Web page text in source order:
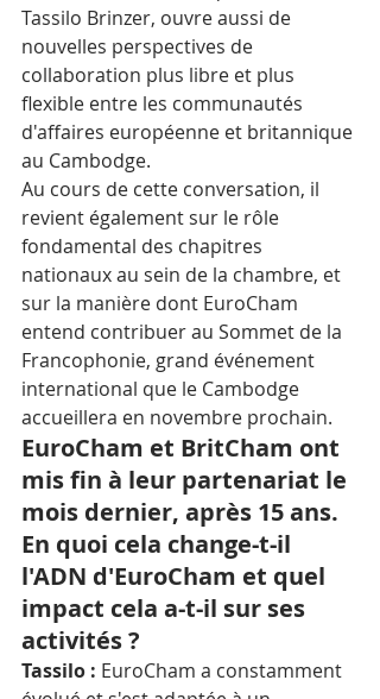
Tassilo Brinzer, ouvre aussi de
nouvelles perspectives de
collaboration plus libre et plus
flexible entre les communautés
d'affaires européenne et britannique
au Cambodge.
Au cours de cette conversation, il
revient également sur le rôle
fondamental des chapitres
nationaux au sein de la chambre, et
sur la manière dont EuroCham
entend contribuer au Sommet de la
Francophonie, grand événement
international que le Cambodge
accueillera en novembre prochain.
EuroCham et BritCham ont
mis fin à leur partenariat le
mois dernier, après 15 ans.
En quoi cela change-t-il
l'ADN d'EuroCham et quel
impact cela a-t-il sur ses
activités ?
Tassilo : EuroCham a constamment